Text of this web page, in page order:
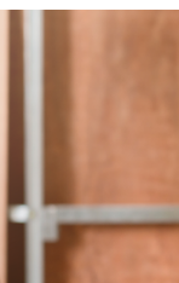
神助物
終堅守
續性這
供高品
物流存
僅是追
是透過
務，立